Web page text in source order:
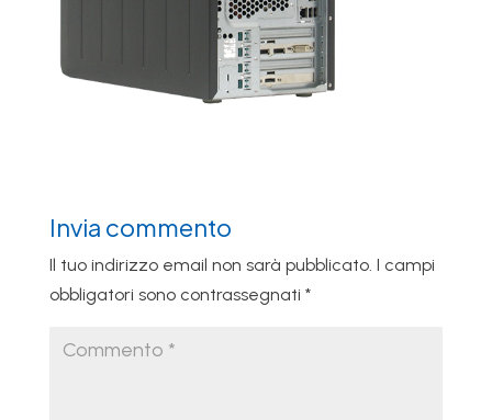
Invia commento
Il tuo indirizzo email non sarà pubblicato. I campi
obbligatori sono contrassegnati *